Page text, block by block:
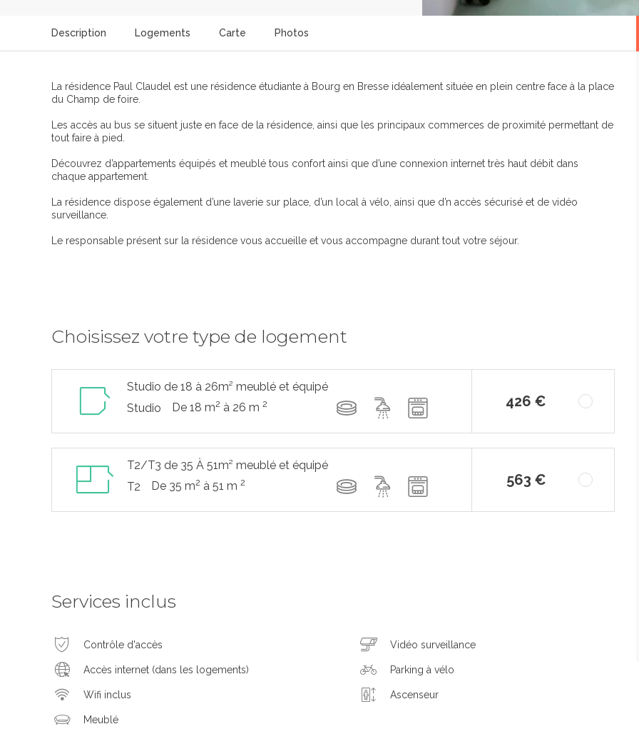
Description Logements Carte Photos
La résidence Paul Claudel est une résidence étudiante à Bourg en Bresse idéalement située en plein centre face à la place
du Champ de foire.
Les accès au bus se situent juste en face de la résidence, ainsi que les principaux commerces de proximité permettant de
tout faire à pied.
Découvrez d’appartements équipés et meublé tous confort ainsi que d’une connexion internet très haut débit dans
chaque appartement.
La résidence dispose également d’une laverie sur place, d’un local à vélo, ainsi que d’n accès sécurisé et de vidéo
surveillance.
Le responsable présent sur la résidence vous accueille et vous accompagne durant tout votre séjour.
Choisissez votre type de logement
Studio de 18 à 26m² meublé et équipé
Studio
De 18 m2 à 26 m 2 426 €
T2/T3 de 35 À 51m² meublé et équipé
T2
De 35 m2 à 51 m 2 563 €
Services inclus
Contrôle d'accès
Accès internet (dans les logements)
Wifi inclus
Meublé
Vidéo surveillance
Parking à vélo
Ascenseur